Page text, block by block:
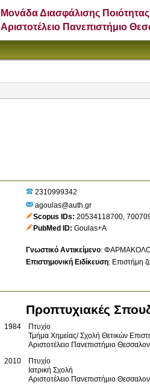
Μονάδα Διασφάλισης Ποιότητας
Αριστοτέλειο Πανεπιστήμιο
2310999342
agoulas@auth.gr
Scopus IDs 20534118700,
PubMed ID Goulas+A
Γνωστικό Αντικείμενο:
Επιστημονική Ειδίκευση: Επιστήμη
Προπτυχιακές
1984
Πτυχίο
Τμήμα Χημείας/ Σχολή Θετικών
Αριστοτέλειο Πανεπιστήμιο
2010
Πτυχίο
Ιατρική Σχολή
Αριστοτέλειο Πανεπιστήμιο